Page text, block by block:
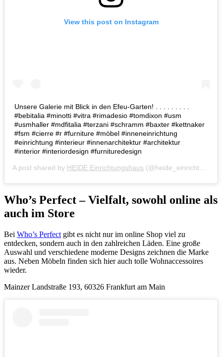
View this post on Instagram
Unsere Galerie mit Blick in den Efeu-Garten! . . . . . . . . .
#bebitalia #minotti #vitra #rimadesio #tomdixon #usm
#usmhaller #mdfitalia #terzani #schramm #baxter #kettnaker
#fsm #cierre #r #furniture #möbel #inneneinrichtung
#einrichtung #interieur #innenarchitektur #architektur
#interior #interiordesign #furnituredesign
A post shared by HEIDE Einrichtungshaus (@heide_einrichtungshaus) on
Who’s Perfect – Vielfalt, sowohl online als
auch im Store
Bei Who’s Perfect gibt es nicht nur im online Shop viel zu
entdecken, sondern auch in den zahlreichen Läden. Eine große
Auswahl und verschiedene moderne Designs zeichnen die Marke
aus. Neben Möbeln finden sich hier auch tolle Wohnaccessoires
wieder.
Mainzer Landstraße 193, 60326 Frankfurt am Main